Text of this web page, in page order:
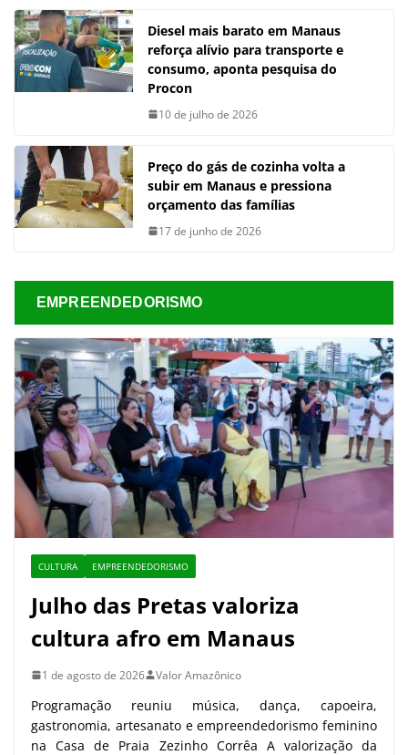
Diesel mais barato em Manaus
reforça alívio para transporte e
consumo, aponta pesquisa do
Procon
10 de julho de 2026
Preço do gás de cozinha volta a
subir em Manaus e pressiona
orçamento das famílias
17 de junho de 2026
EMPREENDEDORISMO
CULTURA EMPREENDEDORISMO
Julho das Pretas valoriza
cultura afro em Manaus
1 de agosto de 2026 Valor Amazônico
Programação reuniu música, dança, capoeira,
gastronomia, artesanato e empreendedorismo feminino
na Casa de Praia Zezinho Corrêa A valorização da